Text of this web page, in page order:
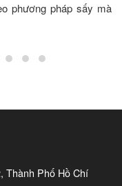
phương pháp sấy mà
Thành Phố Hồ Chí